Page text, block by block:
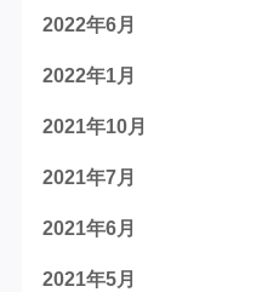
2022年6月
2022年1月
2021年10月
2021年7月
2021年6月
2021年5月